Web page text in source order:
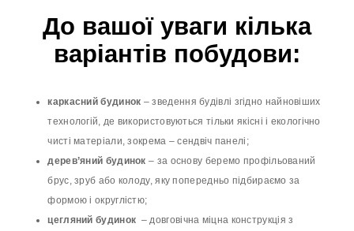
До вашої уваги кілька
варіантів побудови:
каркасний будинок – зведення будівлі згідно найновіших
технологій, де використовуються тільки якісні і екологічно
чисті матеріали, зокрема – сендвіч панелі;
дерев’яний будинок – за основу беремо профільований
брус, зруб або колоду, яку попередньо підбираємо за
формою і округлістю;
цегляний будинок – довговічна міцна конструкція з